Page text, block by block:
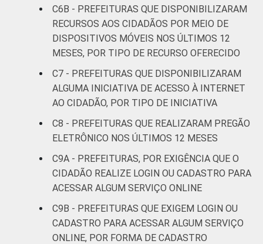
Pesquisa sobre o uso das tecnologias de
informação e comunicação no setor público
brasileiro - TIC Governo Eletrônico 2023.
C6B - PREFEITURAS QUE DISPONIBILIZARAM
RECURSOS AOS CIDADÃOS POR MEIO DE
DISPOSITIVOS MÓVEIS NOS ÚLTIMOS 12
MESES, POR TIPO DE RECURSO OFERECIDO
C7 - PREFEITURAS QUE DISPONIBILIZARAM
ALGUMA INICIATIVA DE ACESSO À INTERNET
AO CIDADÃO, POR TIPO DE INICIATIVA
C8 - PREFEITURAS QUE REALIZARAM PREGÃO
ELETRÔNICO NOS ÚLTIMOS 12 MESES
C9A - PREFEITURAS, POR EXIGÊNCIA QUE O
CIDADÃO REALIZE LOGIN OU CADASTRO PARA
ACESSAR ALGUM SERVIÇO ONLINE
C9B - PREFEITURAS QUE EXIGEM LOGIN OU
CADASTRO PARA ACESSAR ALGUM SERVIÇO
ONLINE, POR FORMA DE CADASTRO